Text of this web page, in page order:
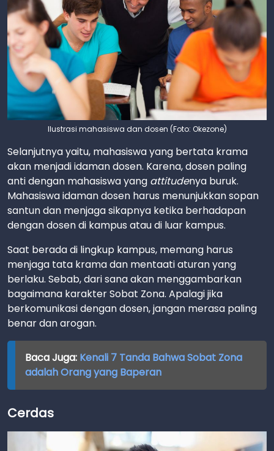
Ilustrasi mahasiswa dan dosen (Foto: Okezone)
Selanjutnya yaitu, mahasiswa yang bertata krama
akan menjadi idaman dosen. Karena, dosen paling
anti dengan mahasiswa yang attitudenya buruk.
Mahasiswa idaman dosen harus menunjukkan sopan
santun dan menjaga sikapnya ketika berhadapan
dengan dosen di kampus atau di luar kampus.
Saat berada di lingkup kampus, memang harus
menjaga tata krama dan mentaati aturan yang
berlaku. Sebab, dari sana akan menggambarkan
bagaimana karakter Sobat Zona. Apalagi jika
berkomunikasi dengan dosen, jangan merasa paling
benar dan arogan.
Baca Juga: Kenali 7 Tanda Bahwa Sobat Zona
adalah Orang yang Baperan
Cerdas